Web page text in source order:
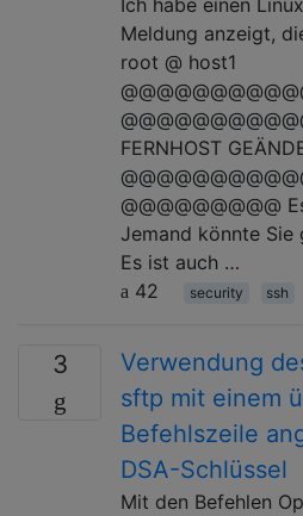
Meldung anzeigt,
root @ host1
FERNHOST
Jemand könnte
Es ist auch …
42
security ssh
3
Verwendung
sftp mit einem
Befehlszeile
DSA-Schlüssel
Mit den Befehlen